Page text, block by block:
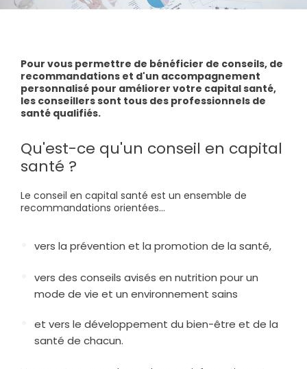
Pour vous permettre de bénéficier de conseils, de
recommandations et d'un accompagnement
personnalisé pour améliorer votre capital santé,
les conseillers sont tous des professionnels de
santé qualifiés.
Qu'est-ce qu'un conseil en capital
santé ?
Le conseil en capital santé est un ensemble de
recommandations orientées...
vers la prévention et la promotion de la santé,
vers des conseils avisés en nutrition pour un
mode de vie et un environnement sains
et vers le développement du bien-être et de la
santé de chacun.